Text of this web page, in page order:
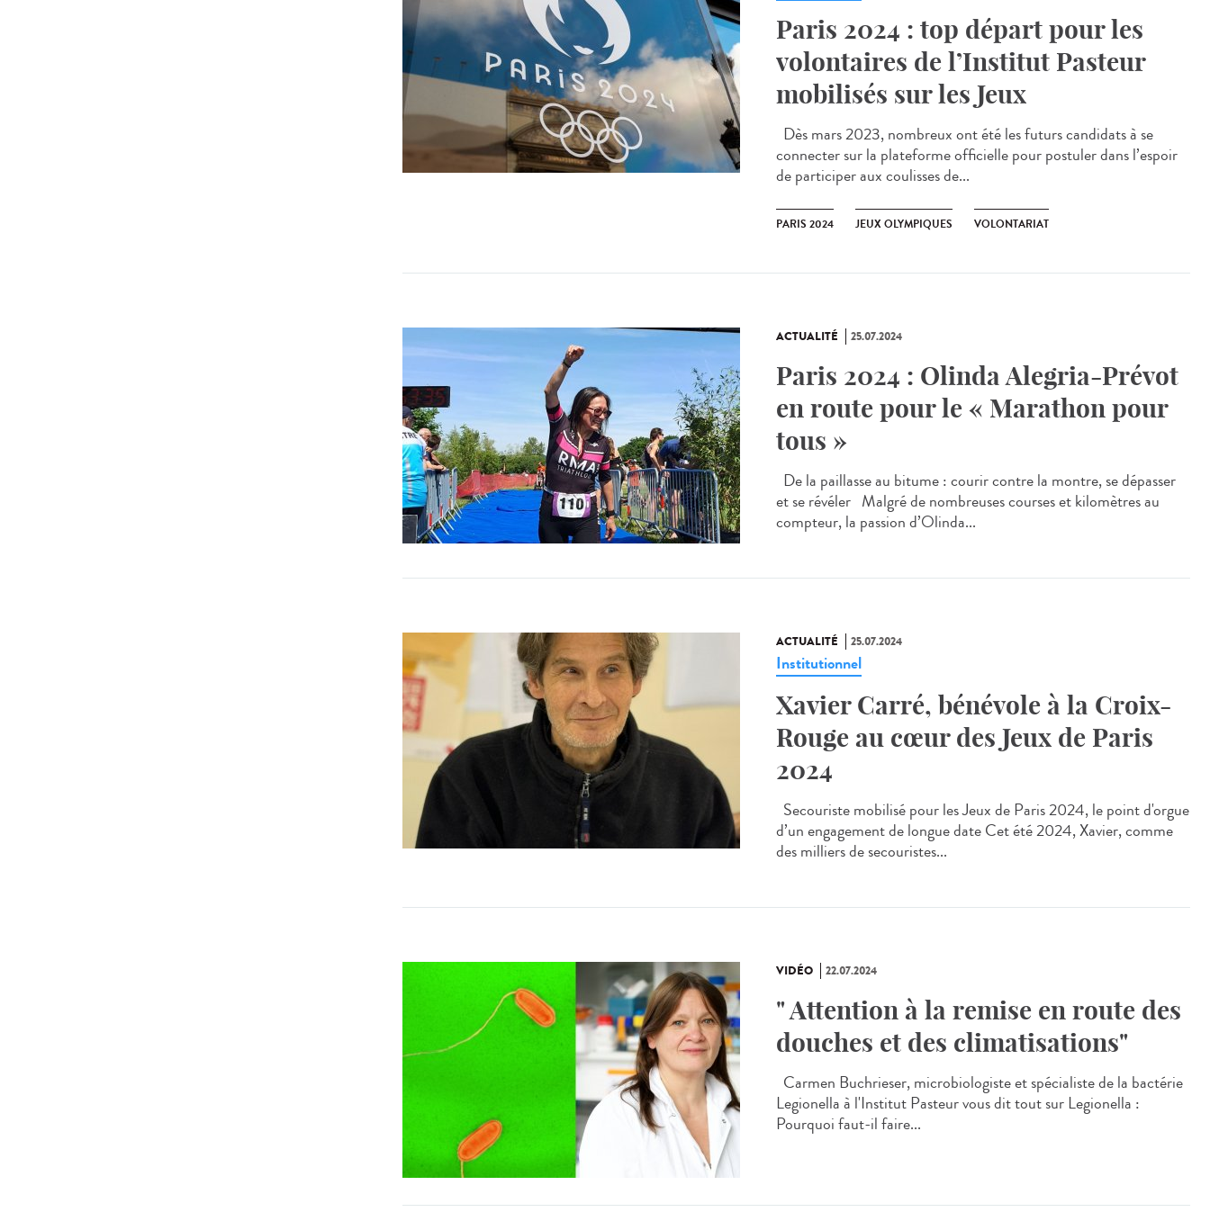
Paris 2024 : top départ pour les
volontaires de l’Institut Pasteur
mobilisés sur les Jeux
Dès mars 2023, nombreux ont été les futurs candidats à se
connecter sur la plateforme officielle pour postuler dans l’espoir
de participer aux coulisses de...
PARIS 2024 JEUX OLYMPIQUES VOLONTARIAT
ACTUALITÉ 25.07.2024
Paris 2024 : Olinda Alegria-Prévot
en route pour le « Marathon pour
tous »
De la paillasse au bitume : courir contre la montre, se dépasser
et se révéler Malgré de nombreuses courses et kilomètres au
compteur, la passion d’Olinda...
ACTUALITÉ 25.07.2024
Institutionnel
Xavier Carré, bénévole à la Croix-
Rouge au cœur des Jeux de Paris
2024
Secouriste mobilisé pour les Jeux de Paris 2024, le point d'orgue
d’un engagement de longue date Cet été 2024, Xavier, comme
des milliers de secouristes...
VIDÉO 22.07.2024
" Attention à la remise en route des
douches et des climatisations"
Carmen Buchrieser, microbiologiste et spécialiste de la bactérie
Legionella à l'Institut Pasteur vous dit tout sur Legionella :
Pourquoi faut-il faire...